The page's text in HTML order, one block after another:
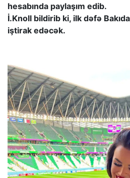
hesabında paylaşım edib.
İ.Knoll bildirib ki, ilk dəfə
iştirak edəcək.